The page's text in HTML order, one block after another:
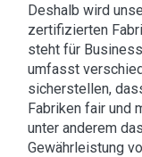
Deshalb wird
zertifizierten
steht für
umfasst
sicherstellen,
Fabriken fair und
unter anderem
Gewährleistung